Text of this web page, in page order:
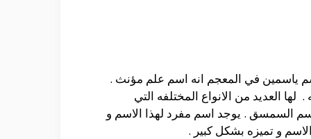
ياسمين في المعجم انه اسم علم مؤنث .
لها العديد من الانواع المختلفه التي
السمسق . يوجد اسم مفرد لهذا الاسم و
و تميزه بشكل كبير .